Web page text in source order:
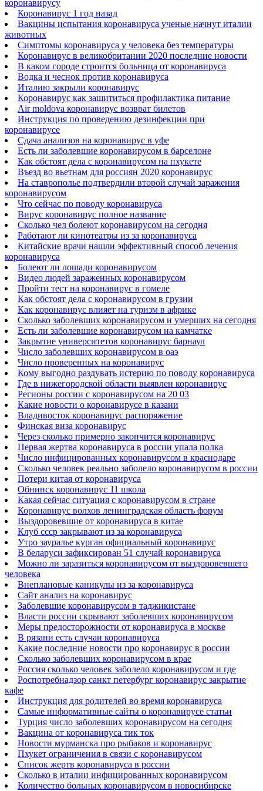
коронавирусу
Коронавирус 1 год назад
Вакцины испытания коронавируса ученые начнут италии
животных
Симптомы коронавируса у человека без температуры
Коронавирус в великобритании 2020 последние новости
В каком городе строится больница от коронавируса
Водка и чеснок против коронавируса
Италию закрыли коронавирус
Коронавирус как защититься профилактика питание
Air moldova коронавирус возврат билетов
Инструкция по проведению дезинфекции при
коронавирусе
Сдача анализов на коронавирус в уфе
Есть ли заболевшие коронавирусом в барселоне
Как обстоят дела с коронавирусом на пхукете
Въезд во вьетнам для россиян 2020 коронавирус
На ставрополье подтвердили второй случай заражения
коронавирусом
Что сейчас по поводу коронавируса
Вирус коронавирус полное название
Сколько чел болеют коронавирусом на сегодня
Работают ли кинотеатры из за коронавируса
Китайские врачи нашли эффективный способ лечения
коронавируса
Болеют ли лошади коронавирусом
Видео людей зараженных коронавирусом
Пройти тест на коронавирус в гомеле
Как обстоят дела с коронавирусом в грузии
Как коронавирус влияет на туризм в африке
Сколько заболевших коронавирусом и умерших на сегодня
Есть ли заболевшие коронавирусом на камчатке
Закрытие университетов коронавирус барнаул
Число заболевших коронавирусом в оаэ
Число проверенных на коронавирус
Кому выгодно раздувать истерию по поводу коронавируса
Где в нижегородской области выявлен коронавирус
Регионы россии с коронавирусом на 20 03
Какие новости о коронавирусе в казани
Владивосток коронавирус распоряжение
Финская виза коронавирус
Через сколько примерно закончится коронавирус
Первая жертва коронавируса в россии упала полка
Число инфицированных коронавирусом в краснодаре
Сколько человек реально заболело коронавирусом в россии
Потери китая от коронавируса
Обнинск коронавирус 11 школа
Какая сейчас ситуация с коронавирусом в стране
Коронавирус волхов ленинградская область форум
Выздоровевшие от коронавируса в китае
Клуб ссср закрывают из за коронавируса
Утро зауралье курган официальный коронавирус
В беларуси зафиксирован 51 случай коронавируса
Можно ли заразиться коронавирусом от выздоровевшего
человека
Внеплановые каникулы из за коронавируса
Сайт анализ на коронавирус
Заболевшие коронавирусом в таджикистане
Власти россии скрывают заболевших коронавирусом
Меры предосторожности от коронавируса в москве
В рязани есть случаи коронавируса
Какие последние новости про коронавирус в россии
Сколько заболевших коронавирусом в крае
Россия сколько человек заболело коронавирусом и где
Роспотребнадзор санкт петербург коронавирус закрытие
кафе
Инструкция для родителей во время коронавируса
Самые информативные сайты о коронавирусе статьи
Турция число заболевших коронавирусом на сегодня
Вакцина от коронавируса тик ток
Новости мурманска про рыбаков и коронавирус
Пхукет ограничения в связи с коронавирусом
Список жертв коронавируса в россии
Сколько в италии инфицированных коронавирусом
Количество больных коронавирусом в новосибирске